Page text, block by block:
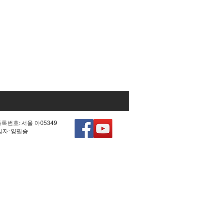
번호: 서울 아05349
: 양필승